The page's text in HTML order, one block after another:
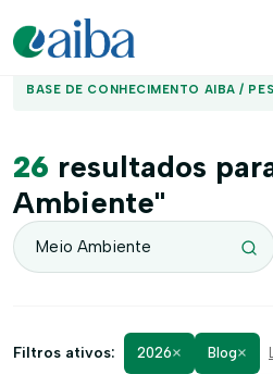
BASE DE CONHECIMENTO AIBA /
26 resultados
Ambiente"
Filtros ativos: 2026× Blog×